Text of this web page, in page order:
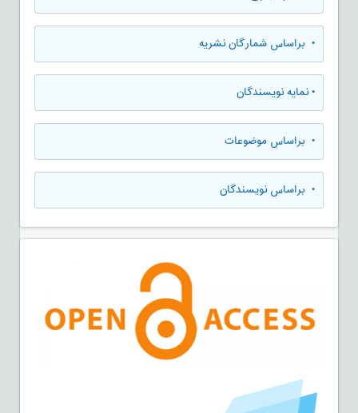
• براساس شمارگان نشریه
•نمایه نویسندگان
• براساس موضوعات
• براساس نویسندگان